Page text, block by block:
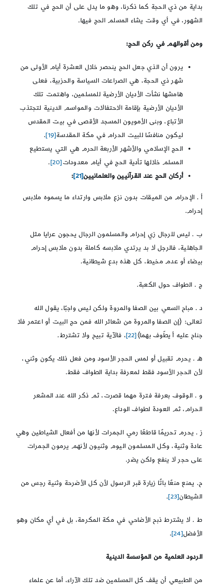
بداية من ذي الحجة كما ذكرنا، وهو ما يدل على أن الحج في تلك
الشهور، في أي وقت يشاء المسلم الحج فيها.
ومن أقوالهم في ركن الحج:
يرون أن الذي جعل الحج ينحصر خلال العشرة أيام الأولى من
شهر ذي الحجة، هي الصراعات السياسة والحزبية، فعلى
هامشها نشأت الأديان الأرضية للمسلمين، واهتمت تلك
الأديان الأرضية بإقامة الاحتفالات والمواسم الدينية لتجتذب
الأتباع، وبنى الأمويون المسجد الأقصى في بيت المقدس
ليكون منافسًا للبيت الحرام في مكة المقدسة[19]
.
الحج الإسلامي والأشهر الأربعة الحرم هي التي يستطيع
المسلم خلالها تأدية الحج في أيام معدودات[20]
.
أركان الحج عند القرآنيين والعلمانيين[21]
:
أ . الإحرام من الميقات بدون نزع ملابس وارتداء ما يسموه ملابس
إحرام.
ب . ليس للرجال زي إحرام والمسلمون الرجال يحجون عرايا مثل
الجاهلية، فالرجل لا بد يرتدي ملابسه كاملة بدون ملابس إحرام
بيضاء أو عدم مخيط، كل هذه بدع شيطانية.
ج . الطواف حول الكعبة.
د . مباح السعي بين الصفا والمروة ولكن ليس واجبًا، يقول الله
تعالى: ﴿إن الصفا والمروة من شعائر الله فمن حج البيت أو اعتمر فلا
جناح عليه أ يطّوف بهما﴾[22] ، فالآية تبيح ولا تشترط.
هـ . يحرم تقبيل أو لمس الحجر الأسود ومن فعل ذلك يكون وثني،
لأن الحجر الأسود فقط لمعرفة بداية الطواف فقط.
و . الوقوف بعرفة فترة مهما قصرت، ثم ذكر الله عند المشعر
الحرام، ثم العودة لطواف الوداع.
ز . يحرم تحريمًا قاطعًا رمي الجمرات لأنها من أفعال الشياطين وهي
عادة وثنية، وكل المسلمون اليوم وثنيون لأنهم يرمون الجمرات
على حجر لا ينفع ولكن يضر.
ح. يمنع منعًا باتًا زيارة قبر الرسول لأن كل الأضرحة وثنية رجس من
الشيطان[23]
.
ط . لا يشترط ذبح الأضاحي في مكة المكرمة، بل في أي مكان وهو
الأفضل[24]
.
الردود العلمية من المؤسسة الدينية
من الطبيعي أن يقف كل المسلمين ضد تلك الآراء، أما عن علماء